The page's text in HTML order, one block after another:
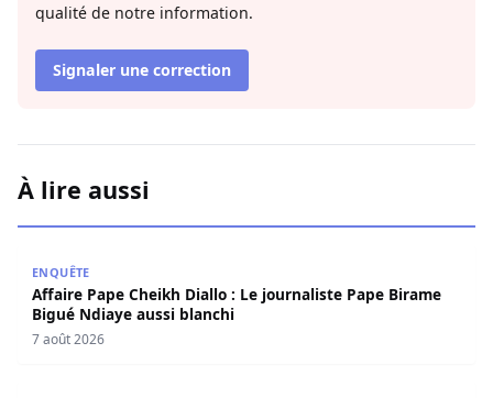
qualité de notre information.
Signaler une correction
À lire aussi
ENQUÊTE
Affaire Pape Cheikh Diallo : Le journaliste Pape Birame
Bigué Ndiaye aussi blanchi
7 août 2026